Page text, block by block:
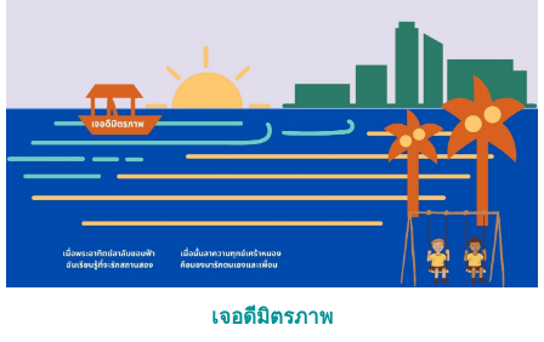
เจอดีมิตรภาพ